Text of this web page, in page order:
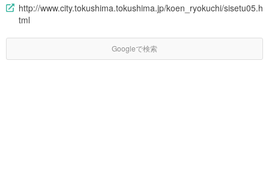
http://www.city.tokushima.tokushima.jp/koen_ryokuchi/sisetu05.h
tml
Googleで検索